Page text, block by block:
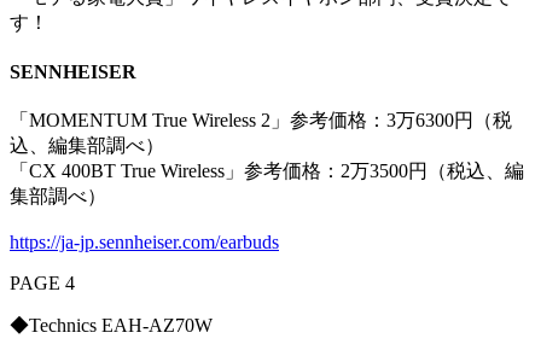
す！
SENNHEISER
「MOMENTUM True Wireless 2」参考価格：3万6300円（税
込、編集部調べ）
「CX 400BT True Wireless」参考価格：2万3500円（税込、編
集部調べ）
https://ja-jp.sennheiser.com/earbuds
PAGE 4
◆Technics EAH-AZ70W